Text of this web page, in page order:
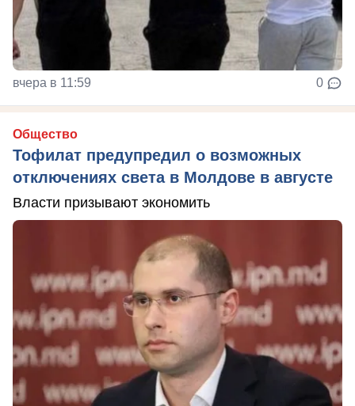
вчера в 11:59 0
Общество
Тофилат предупредил о возможных
отключениях света в Молдове в августе
Власти призывают экономить